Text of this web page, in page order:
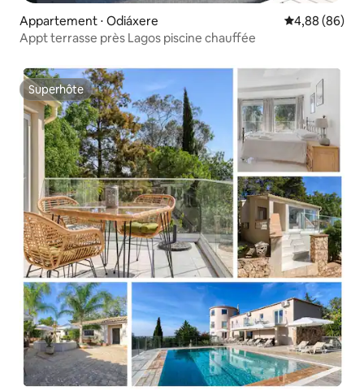
Appartement ⋅ Odiáxere Évaluation
4,88 (86)
Appt terrasse près Lagos piscine chauffée
Superhôte
Superhôte